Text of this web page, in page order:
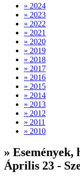
» 2024
» 2023
» 2022
» 2021
» 2020
» 2019
» 2018
» 2017
» 2016
» 2015
» 2014
» 2013
» 2012
» 2011
» 2010
» Események,
Április 23 -